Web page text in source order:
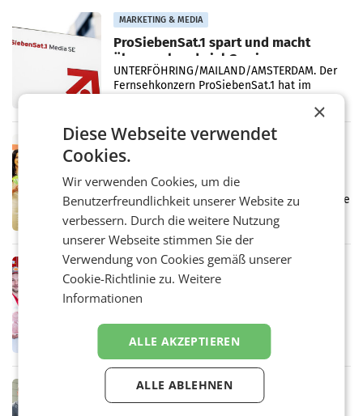
Vergleichszeitraum
MARKETING & MEDIA
ProSiebenSat.1 spart und macht
überraschend viel Gewinn
UNTERFÖHRING/MAILAND/AMSTERDAM. Der
Fernsehkonzern ProSiebenSat.1 hat im
Markterwartung deutlich übertroffen.
RETAIL
Eine Bühne für Zirkularität: ARA und
Müller informieren am POS über
Kreislauffähigkeit
Über den gesamten August hinweg rücken die
Altstoff Recycling Austria AG (ARA) und der
Handelskonzern Müller die Initiative
„Kreislauf-Helden“ in allen österreichischen
Müller-Filialen
RETAIL
Penny modernisiert zwei Filialen in
Ober- und Niederösterreich
laufenden Modernisierungsoffensive
erneuert Penny zwei Filialen in Nieder- und
Oberösterreich. Die beiden Standorte liegen
RETAIL
×
Diese Webseite verwendet
Cookies.
Wir verwenden Cookies, um die
Benutzerfreundlichkeit unserer Website zu
verbessern. Durch die weitere Nutzung
unserer Webseite stimmen Sie der
Verwendung von Cookies gemäß unserer
Cookie-Richtlinie zu.Weitere
Informationen
ALLE AKZEPTIEREN
ALLE ABLEHNEN